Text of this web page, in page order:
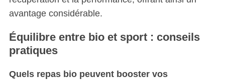
avantage considérable.
Équilibre entre bio et sport : conseils
pratiques
Quels repas bio peuvent booster vos